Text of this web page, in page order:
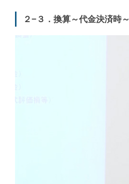
２−３．換算～代金決済時～